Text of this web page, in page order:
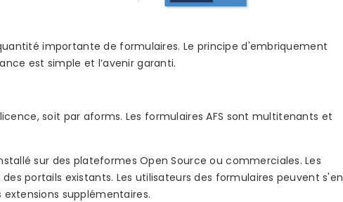
importante de formulaires. Le principe d'embriquement
est simple et l’avenir garanti.
soit par aforms. Les formulaires AFS sont multitenants et
sur des plateformes Open Source ou commerciales. Les
portails existants. Les utilisateurs des formulaires peuvent s'en
supplémentaires.